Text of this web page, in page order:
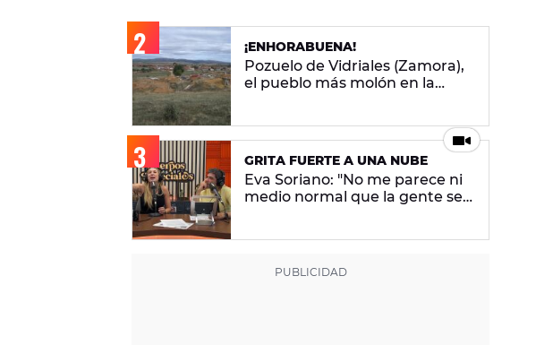
¡ENHORABUENA!
Pozuelo de Vidriales (Zamora),
el pueblo más molón en la
GRITA FUERTE A UNA NUBE
Eva Soriano: "No me parece ni
medio normal que la gente se